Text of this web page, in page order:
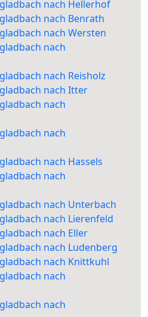
nach Hellerhof
nach Benrath
nach Wersten
nach
nach Reisholz
nach Itter
nach
nach
nach Hassels
nach
nach Unterbach
nach Lierenfeld
nach Eller
nach Ludenberg
nach Knittkuhl
nach
nach